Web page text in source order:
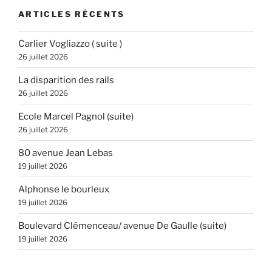
ARTICLES RÉCENTS
Carlier Vogliazzo ( suite )
26 juillet 2026
La disparition des rails
26 juillet 2026
Ecole Marcel Pagnol (suite)
26 juillet 2026
80 avenue Jean Lebas
19 juillet 2026
Alphonse le bourleux
19 juillet 2026
Boulevard Clémenceau/ avenue De Gaulle (suite)
19 juillet 2026